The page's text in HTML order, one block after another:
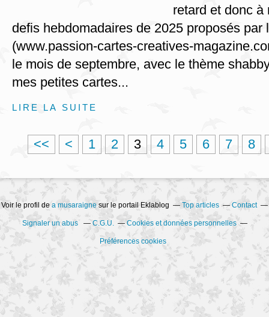
retard et donc à
defis hebdomadaires de 2025 proposés par
(www.passion-cartes-creatives-
le mois de septembre, avec le thème
mes petites cartes...
LIRE LA SUITE
<< < 1 2 3 4 5 6 7 8
Voir le profil de a musaraigne sur le portail Eklablog Top articles Contact
Signaler un abus C.G.U. Cookies et données personnelles
Préférences cookies